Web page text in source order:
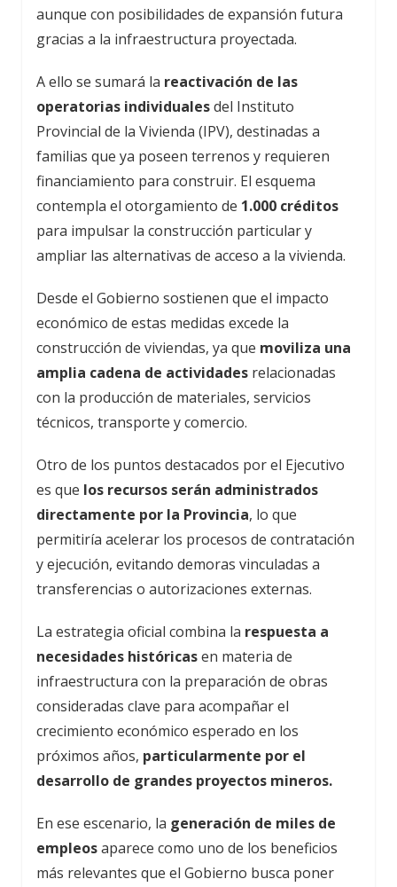
aunque con posibilidades de expansión futura
gracias a la infraestructura proyectada.
A ello se sumará la reactivación de las
operatorias individualesdel Instituto
Provincial de la Vivienda (IPV), destinadas a
familias que ya poseen terrenos y requieren
financiamiento para construir. El esquema
contempla el otorgamiento de 1.000 créditos
para impulsar la construcción particular y
ampliar las alternativas de acceso a la vivienda.
Desde el Gobierno sostienen que el impacto
económico de estas medidas excede la
construcción de viviendas, ya que moviliza una
amplia cadena de actividades relacionadas
con la producción de materiales, servicios
técnicos, transporte y comercio.
Otro de los puntos destacados por el Ejecutivo
es que los recursos serán administrados
directamente por la Provincia, lo que
permitiría acelerar los procesos de contratación
y ejecución, evitando demoras vinculadas a
transferencias o autorizaciones externas.
La estrategia oficial combina la respuesta a
necesidades históricasen materia de
infraestructura con la preparación de obras
consideradas clave para acompañar el
crecimiento económico esperado en los
próximos años, particularmente por el
desarrollo de grandes proyectos mineros.
En ese escenario, la generación de miles de
empleosaparece como uno de los beneficios
más relevantes que el Gobierno busca poner